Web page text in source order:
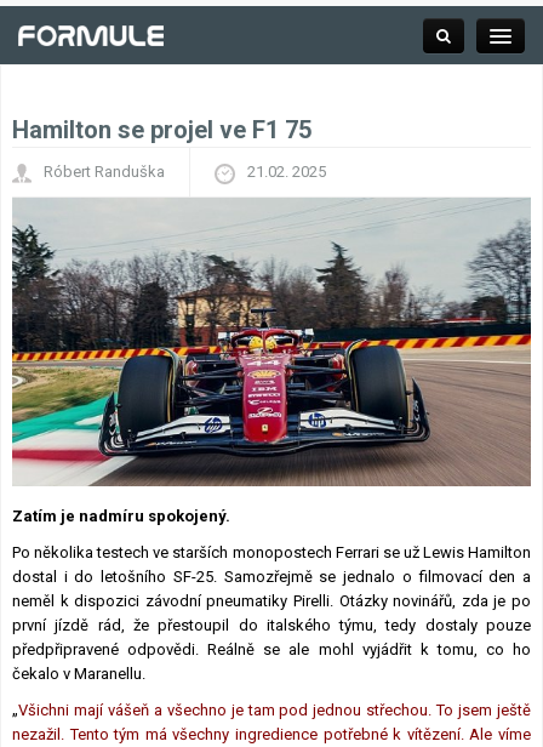
Závodní série
Kalendář F1
Výsledky F1
Týmy a jezdci F1
Lexikon F1
Hamilton se projel ve F1 75
Róbert Randuška 21.02. 2025
Zatím je nadmíru spokojený.
Po několika testech ve starších monopostech Ferrari se už Lewis Hamilton
dostal i do letošního SF-25. Samozřejmě se jednalo o filmovací den a
neměl k dispozici závodní pneumatiky Pirelli. Otázky novinářů, zda je po
první jízdě rád, že přestoupil do italského týmu, tedy dostaly pouze
předpřipravené odpovědi. Reálně se ale mohl vyjádřit k tomu, co ho
čekalo v Maranellu.
„Všichni mají vášeň a všechno je tam pod jednou střechou. To jsem ještě
nezažil. Tento tým má všechny ingredience potřebné k vítězení. Ale víme